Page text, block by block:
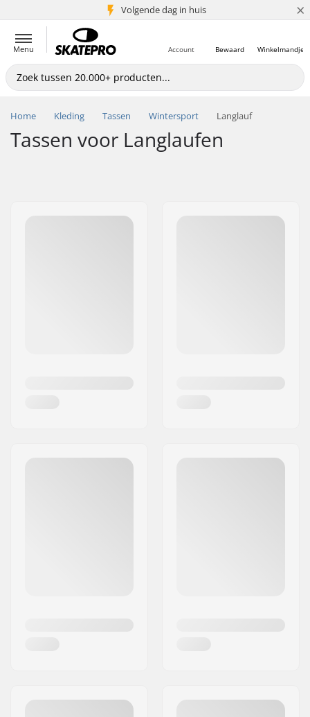
Volgende dag in huis
5+ mln. klanten ×
Menu Winkelmandje
Bewaard
Account
Home Kleding Tassen Wintersport Langlauf
Tassen voor Langlaufen